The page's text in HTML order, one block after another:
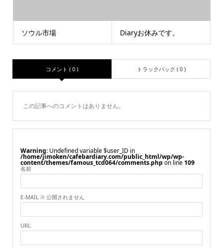
ソウル市場 Diaryお休みです。
コメント ( 0 ) トラックバック ( 0 )
この記事へのコメントはありません。
Warning : Undefined variable $user_ID in
/home/jimoken/cafebardiary.com/public_html/wp/wp-
content/themes/famous_tcd064/comments.php on line109
名前
E-MAIL ※ 公開されません
URL